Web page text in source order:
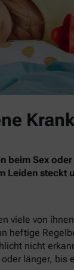
beim Sex
Leiden
viele von
heftige
nicht
länger,